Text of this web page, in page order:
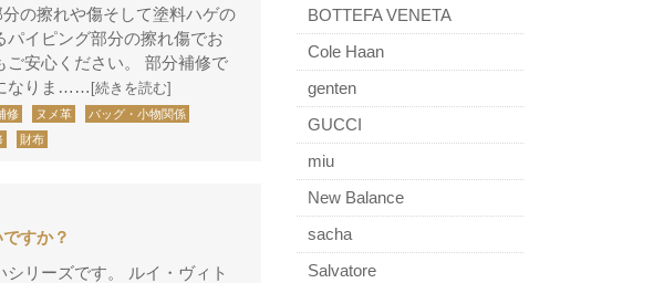
の擦れや傷そして塗料ハゲの
イピング部分の擦れ傷でお
安心ください。 部分補修で
なりま…… [続きを読む]
修 ヌメ革
バッグ・小物関係
財布
すか？
リーズです。 ルイ・ヴィト
BOTTEFA VENETA
Cole Haan
genten
GUCCI
miu
New Balance
sacha
Salvatore